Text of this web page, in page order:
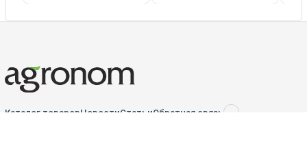
Каталог товаровНовостиСтатьиОбратная связь RSS